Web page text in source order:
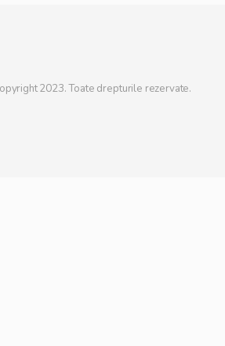
2023. Toate drepturile rezervate.